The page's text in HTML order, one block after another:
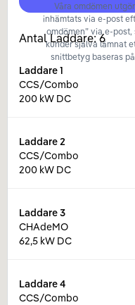
Våra omdömen
inhämtats via e-post
omdömen” via e-post,
kunder själva lämnat
snittbetyg baseras
Antal Laddare:6
Laddare1
CCS/Combo
200 kW DC
Laddare2
CCS/Combo
200 kW DC
Laddare3
CHAdeMO
62,5 kW DC
Laddare4
CCS/Combo